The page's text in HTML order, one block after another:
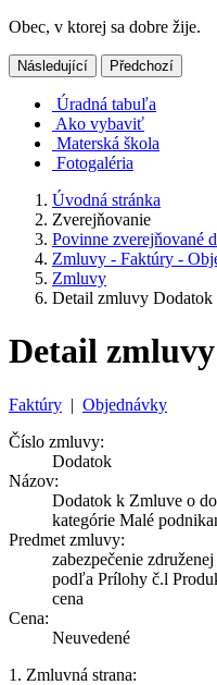
Obec, v ktorej sa dobre žije.
Následující Předchozí
Úradná tabuľa
Ako vybaviť
Materská škola
Fotogaléria
Úvodná stránka
Zverejňovanie
Povinne zverejňované
Zmluvy - Faktúry -
Zmluvy
Detail zmluvy Dodatok
Detail
Faktúry | Objednávky
Číslo zmluvy:
Dodatok
Názov:
Dodatok k Zmluve o
kategórie Malé
Predmet zmluvy:
zabezpečenie
podľa Prílohy č.l
cena
Cena:
Neuvedené
1. Zmluvná strana: